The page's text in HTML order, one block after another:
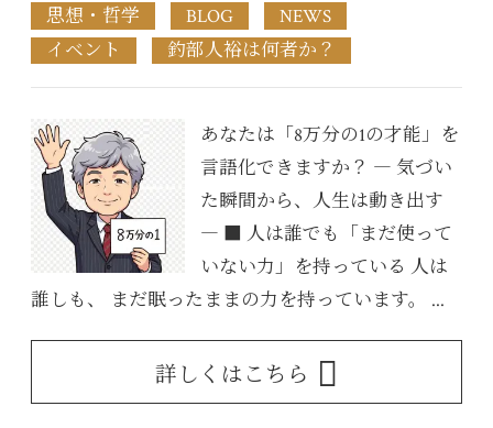
思想・哲学 BLOG
NEWS
イベント
釣部人裕は何者か？
あなたは「8万分の1の才能」を
言語化できますか？ ― 気づい
た瞬間から、人生は動き出す
― ■ 人は誰でも「まだ使って
いない力」を持っている 人は
誰しも、 まだ眠ったままの力を持っています。 ...
詳しくはこちら